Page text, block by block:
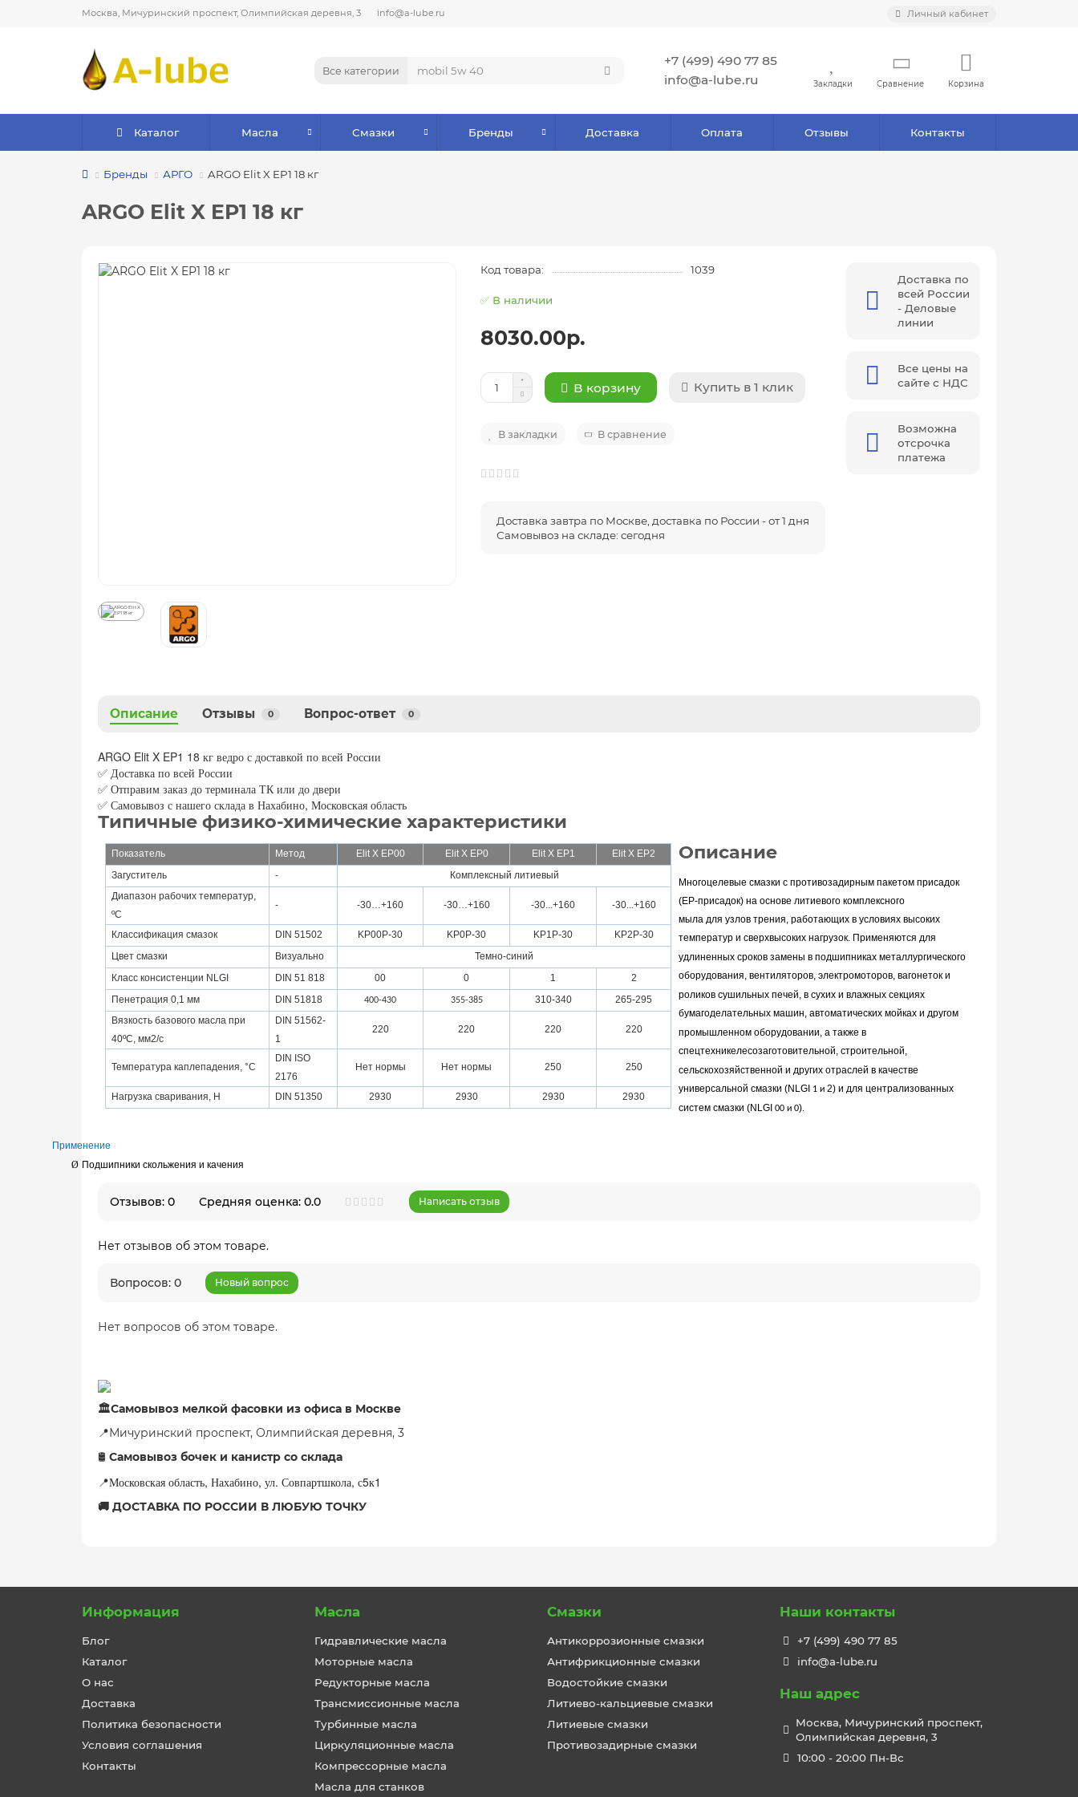
Москва, Мичуринский проспект, Олимпийская деревня, 3 info@a-lube.ru Личный кабинет
Все категории
+7 (499) 490 77 85
info@a-lube.ru
Закладки Сравнение Корзина
Каталог Масла Смазки Бренды Доставка Оплата Отзывы Контакты
Бренды АРГО ARGO Elit X EP1 18 кг
ARGO Elit X EP1 18 кг
Код товара: 1039
✅ В наличии
8030.00р.
В корзину Купить в 1 клик
В закладки В сравнение
Доставка завтра по Москве, доставка по России - от 1 дня
Самовывоз на складе: сегодня
Доставка по
всей России
- Деловые
линии
Все цены на
сайте с НДС
Возможна
отсрочка
платежа
Описание Отзывы 0 Вопрос-ответ 0
ARGO Elit X EP1 18 кг ведро с доставкой по всей России
✅ Доставка по всей России
✅ Отправим заказ до терминала ТК или до двери
✅ Самовывоз с нашего склада в Нахабино, Московская область
Типичные физико-химические характеристики
Показатель Метод Elit X EP00 Elit X EP0 Elit Х EP1
Elit Х EP2
Загуститель
-
Комплексный литиевый
Диапазон рабочих температур,
ºС
- -30…+160 -30…+160 -30...+160 -30...+160
Классификация смазок DIN 51502 KP00Р-30 KP0Р-30 KP1Р-30
KP2Р-30
Цвет смазки
Визуально
Темно-синий
Класс консистенции NLGI
DIN 51 818 00 0 1
2
Пенетрация 0,1 мм
DIN 51818 400-430 355-385 310-340
265-295
Вязкость базового масла при
40ºС, мм2/с
DIN 51562-
1
220 220 220 220
Температура каплепадения, °С
DIN ISO
2176
Нет нормы Нет нормы 250 250
Нагрузка сваривания, H DIN 51350 2930 2930 2930 2930
Описание
Многоцелевые смазки с противозадирным пакетом присадок
(EP-присадок) на основе литиевого комплексного
мыла для узлов трения, работающих в условиях высоких
температур и сверхвысоких нагрузок. Применяются для
удлиненных сроков замены в подшипниках металлургического
оборудования, вентиляторов, электромоторов, вагонеток и
роликов сушильных печей, в сухих и влажных секциях
бумагоделательных машин, автоматических мойках и другом
промышленном оборудовании, а также в
спецтехникелесозаготовительной, строительной,
сельскохозяйственной и других отраслей в качестве
универсальной смазки (NLGI 1 и 2) и для централизованных
систем смазки (NLGI 00 и 0).
Применение
Ø Подшипники скольжения и качения
Отзывов: 0 Средняя оценка: 0.0 Написать отзыв
Нет отзывов об этом товаре.
Вопросов: 0 Новый вопрос
Нет вопросов об этом товаре.
🏛Самовывоз мелкой фасовки из офиса в Москве
📍Мичуринский проспект, Олимпийская деревня, 3
🛢 Самовывоз бочек и канистр со склада
📍Московская область, Нахабино, ул. Совпартшкола, с5к1
🚚 ДОСТАВКА ПО РОССИИ В ЛЮБУЮ ТОЧКУ
Информация
Блог
Каталог
О нас
Доставка
Политика безопасности
Условия соглашения
Контакты
Масла
Гидравлические масла
Моторные масла
Редукторные масла
Трансмиссионные масла
Турбинные масла
Циркуляционные масла
Компрессорные масла
Масла для станков
Смазки
Антикоррозионные смазки
Антифрикционные смазки
Водостойкие смазки
Литиево-кальциевые смазки
Литиевые смазки
Противозадирные смазки
Наши контакты
+7 (499) 490 77 85
info@a-lube.ru
Наш адрес
Москва, Мичуринский проспект,
Олимпийская деревня, 3
10:00 - 20:00 Пн-Вс